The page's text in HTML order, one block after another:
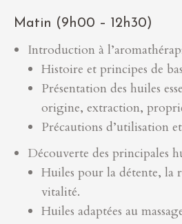
Matin (9h00 – 12h30)
Introduction à
Histoire et principes de
Présentation des huiles
origine, extraction,
Précautions d’utilisation
Découverte des principales
Huiles pour la détente, la
vitalité.
Huiles adaptées au